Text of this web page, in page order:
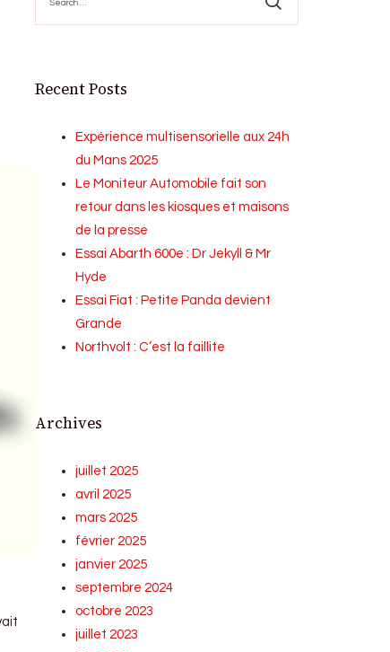
Recent Posts
Expérience multisensorielle aux 24h
du Mans 2025
Le Moniteur Automobile fait son
retour dans les kiosques et maisons
de la presse
Essai Abarth 600e : Dr Jekyll & Mr
Hyde
Essai Fiat : Petite Panda devient
Grande
Northvolt : C’est la faillite
Archives
juillet 2025
avril 2025
mars 2025
février 2025
janvier 2025
septembre 2024
octobre 2023
juillet 2023